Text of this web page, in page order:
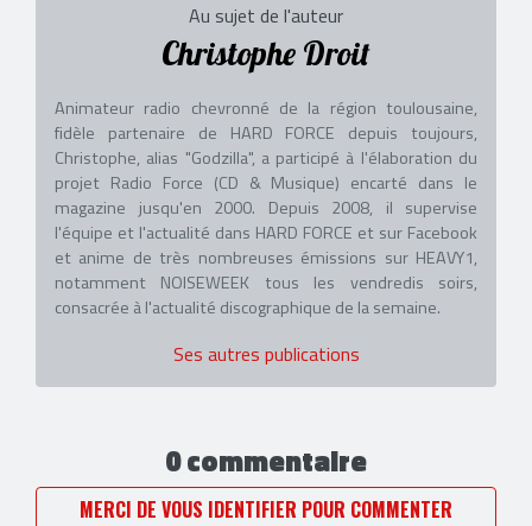
Au sujet de l'auteur
Christophe Droit
Animateur radio chevronné de la région toulousaine,
fidèle partenaire de HARD FORCE depuis toujours,
Christophe, alias "Godzilla", a participé à l'élaboration du
projet Radio Force (CD & Musique) encarté dans le
magazine jusqu'en 2000. Depuis 2008, il supervise
l'équipe et l'actualité dans HARD FORCE et sur Facebook
et anime de très nombreuses émissions sur HEAVY1,
notamment NOISEWEEK tous les vendredis soirs,
consacrée à l'actualité discographique de la semaine.
Ses autres publications
0 commentaire
MERCI DE VOUS IDENTIFIER POUR COMMENTER